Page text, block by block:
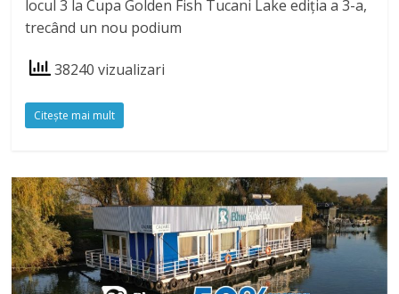
locul 3 la Cupa Golden Fish Tucani Lake ediția a 3-a,
trecând un nou podium
38240 vizualizari
Citeşte mai mult